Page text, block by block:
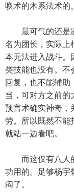
唤术的木系法术的。
最可气的还是凌
名为团长，实际上
本无法进入战斗。
类技能也没有。不
回复，也不能辅助
当，可对方之前的
预言术确实神奇，
劳。所以既然不能
就站一边看吧。
而这仅有八人的
功用的。足够杨宇
闷了。